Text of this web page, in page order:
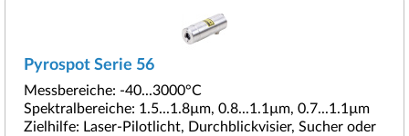
Pyrospot Serie 56
Messbereiche: -40...3000°C
Spektralbereiche: 1.5...1.8µm, 0.8...1.1µm, 0.7...1.1µm
Zielhilfe: Laser-Pilotlicht, Durchblickvisier, Sucher oder